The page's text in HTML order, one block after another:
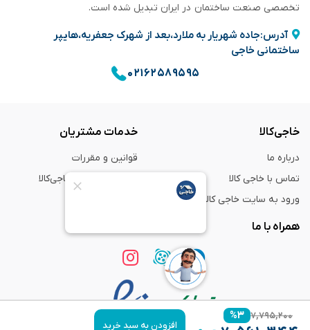
۷,۷۹۵,۲۰۰ ۳%
افزودن به سبد خرید
تخصصی صنعت ساختمان در ایران تبدیل شده است.
آدرس:جاده شهریار به ملارد،بعد از شهرک جعفریه،هایپر
ساختمانی خاجی
۰۲۱۶۲۵۸۹۵۹۵
خاجی‌کالا
درباره ما
تماس با خاجی کالا
ورود به سایت خاجی‌ کالا
خدمات مشتریان
قوانین و مقررات
راهنمای خرید از خاجی‌کالا
همراه با ما